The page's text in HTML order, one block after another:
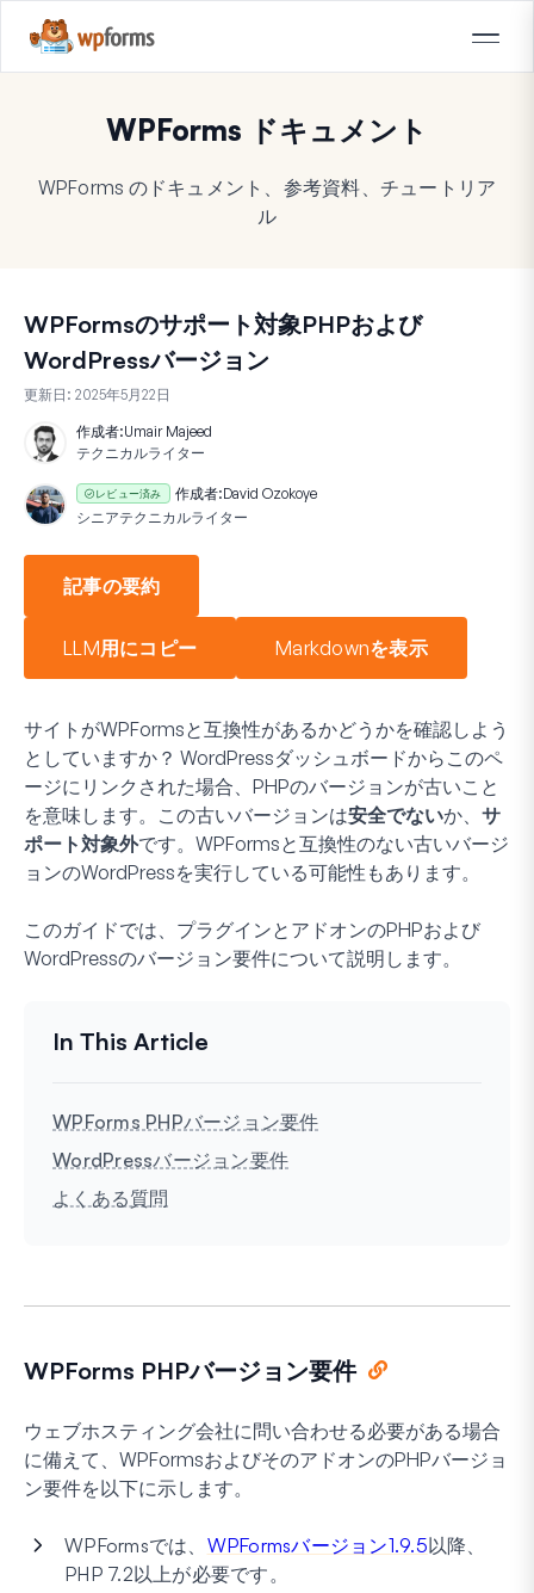
WPForms ドキュメント
WPForms のドキュメント、参考資料、チュートリア
ル
WPFormsのサポート対象PHPおよび
WordPressバージョン
更新日: 2025年5月22日
作成者:Umair Majeed
テクニカルライター
レビュー済み 作成者:David Ozokoye
シニアテクニカルライター
記事の要約
LLM用にコピー Markdownを表示
サイトがWPFormsと互換性があるかどうかを確認しよう
としていますか？ WordPressダッシュボードからこのペ
ージにリンクされた場合、PHPのバージョンが古いこと
を意味します。この古いバージョンは安全でないか、 サ
ポート対象外です。WPFormsと互換性のない古いバージ
ョンのWordPressを実行している可能性もあります。
このガイドでは、プラグインとアドオンのPHPおよび
WordPressのバージョン要件について説明します。
WPForms PHPバージョン要件
WordPressバージョン要件
よくある質問
WPForms PHPバージョン要件
ウェブホスティング会社に問い合わせる必要がある場合
に備えて、WPFormsおよびそのアドオンのPHPバージョ
ン要件を以下に示します。
WPFormsでは、 WPFormsバージョン1.9.5以降、
PHP 7.2以上が必要です。